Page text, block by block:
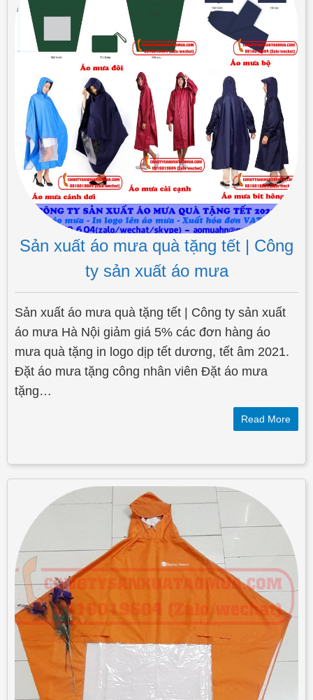
Sản xuất áo mưa quà tặng tết | Công
ty sản xuất áo mưa
Sản xuất áo mưa quà tặng tết | Công ty sản xuất
áo mưa Hà Nội giảm giá 5% các đơn hàng áo
mưa quà tặng in logo dịp tết dương, tết âm 2021.
Đặt áo mưa tặng công nhân viên Đặt áo mưa
tặng…
Read More